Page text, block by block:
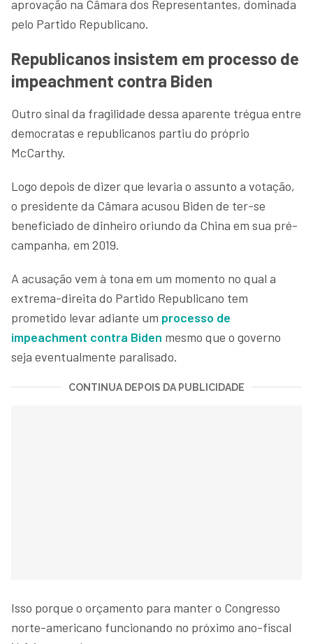
aprovação na Câmara dos Representantes, dominada
pelo Partido Republicano.
Republicanos insistem em processo de
impeachment contra Biden
Outro sinal da fragilidade dessa aparente trégua entre
democratas e republicanos partiu do próprio
McCarthy.
Logo depois de dizer que levaria o assunto a votação,
o presidente da Câmara acusou Biden de ter-se
beneficiado de dinheiro oriundo da China em sua pré-
campanha, em 2019.
A acusação vem à tona em um momento no qual a
extrema-direita do Partido Republicano tem
prometido levar adiante um processo de
impeachment contra Biden mesmo que o governo
seja eventualmente paralisado.
CONTINUA DEPOIS DA PUBLICIDADE
Isso porque o orçamento para manter o Congresso
norte-americano funcionando no próximo ano-fiscal